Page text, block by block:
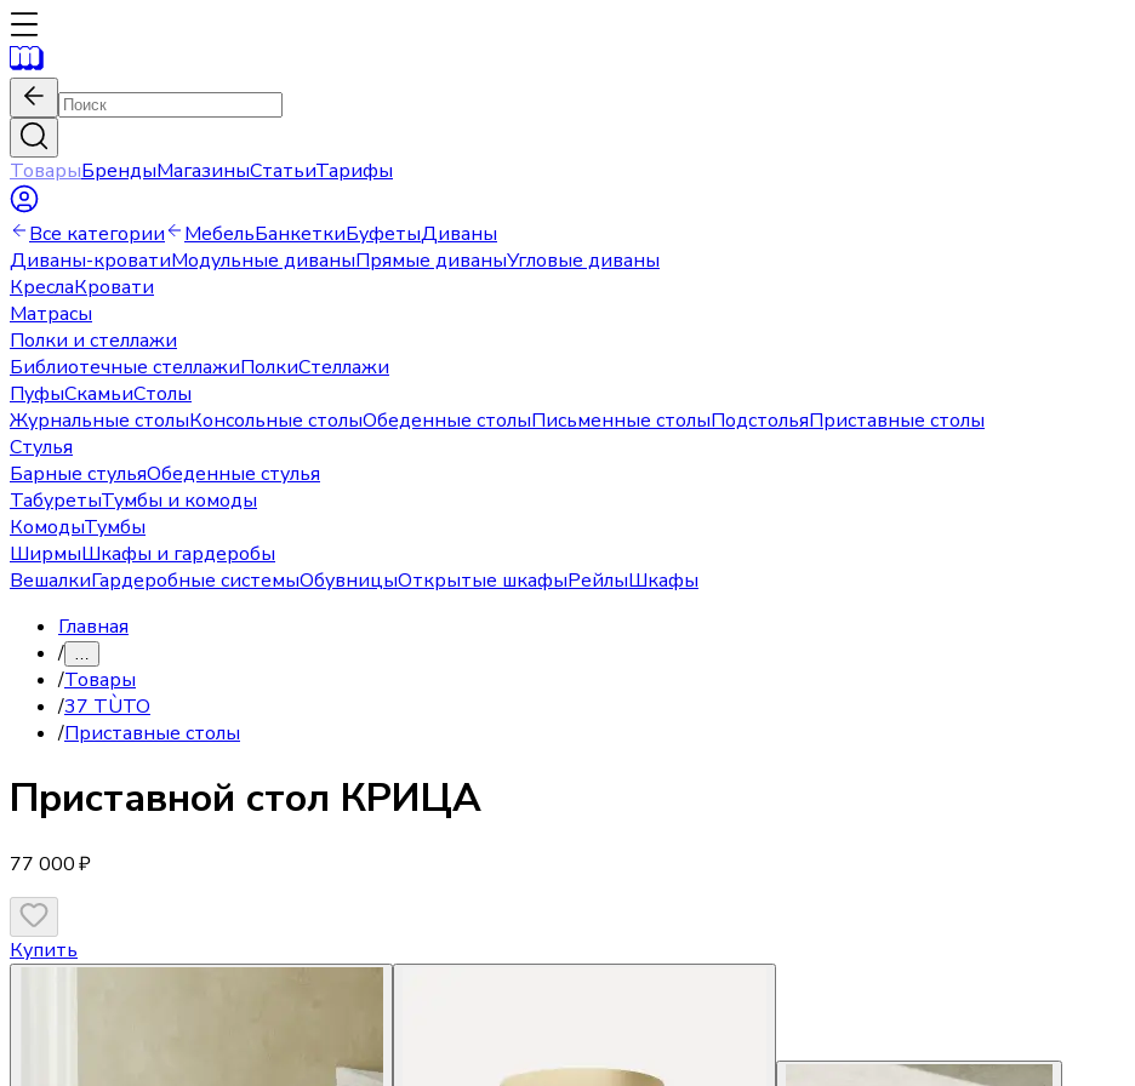
ТоварыБрендыМагазиныСтатьиТарифы
Все категории МебельБанкеткиБуфетыДиваны
Диваны-кроватиМодульные диваныПрямые диваныУгловые диваны
КреслаКровати
Матрасы
Полки и стеллажи
Библиотечные стеллажиПолкиСтеллажи
ПуфыСкамьиСтолы
Журнальные столыКонсольные столыОбеденные столыПисьменные столыПодстольяПриставные столы
Стулья
Барные стульяОбеденные стулья
ТабуретыТумбы и комоды
КомодыТумбы
ШирмыШкафы и гардеробы
ВешалкиГардеробные системыОбувницыОткрытые шкафыРейлыШкафы
Главная
/ …
/Товары
/37 TÙTO
/Приставные столы
Приставной стол КРИЦА
77 000 ₽
Купить